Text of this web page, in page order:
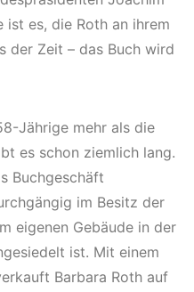
ist es, die Roth an ihrem
der Zeit – das Buch wird
Jährige mehr als die
es schon ziemlich lang.
Buchgeschäft
im Besitz der
eigenen Gebäude in der
ist. Mit einem
Barbara Roth auf